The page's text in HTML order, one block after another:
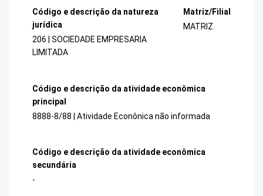
Código e descrição da natureza
jurídica
206 | SOCIEDADE EMPRESARIA
LIMITADA
Matriz/Filial
MATRIZ
Código e descrição da atividade econômica
principal
8888-8/88 | Atividade Econônica não informada
Código e descrição da atividade econômica
secundária
-